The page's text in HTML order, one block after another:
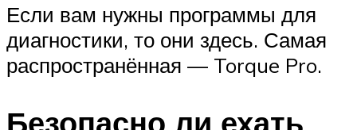
Если вам нужны программы для
диагностики, то они здесь. Самая
распространённая — Torque Pro.
Безопасно ли ехать